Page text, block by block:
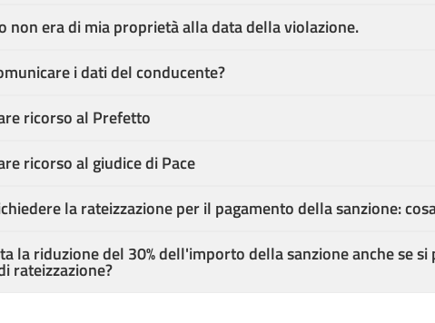
non era di mia proprietà alla data della violazione.
i dati del conducente?
ricorso al Prefetto
ricorso al giudice di Pace
la rateizzazione per il pagamento della sanzione:
la riduzione del 30% dell'importo della sanzione anche se si
rateizzazione?